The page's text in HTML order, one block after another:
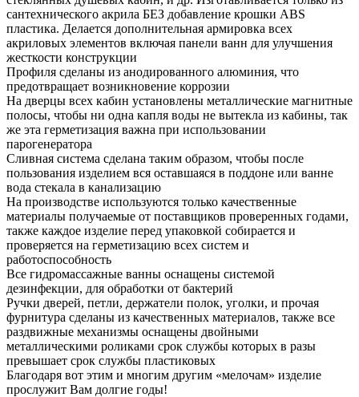
сантехнического акрила БЕЗ добавление крошки ABS
пластика. Делается дополнительная армировка всех
акриловых элементов включая панели ванн для улучшения
жесткости конструкции
Профиля сделаны из анодированного алюминия, что
предотвращает возникновение коррозии
На дверцы всех кабин установлены металлические магнитные
полосы, чтобы ни одна капля воды не вытекла из кабины, так
же эта герметизация важна при использовании
парогенератора
Сливная система сделана таким образом, чтобы после
пользования изделием вся оставшаяся в поддоне или ванне
вода стекала в канализацию
На производстве используются только качественные
материалы получаемые от поставщиков проверенных годами,
также каждое изделие перед упаковкой собирается и
проверяется на герметизацию всех систем и
работоспособность
Все гидромассажные ванны оснащены системой
дезинфекции, для обработки от бактерий
Ручки дверей, петли, держатели полок, уголки, и прочая
фурнитура сделаны из качественных материалов, также все
раздвижные механизмы оснащены двойными
металлическими роликами срок службы которых в разы
превышает срок службы пластиковых
Благодаря вот этим и многим другим «мелочам» изделие
прослужит Вам долгие годы!